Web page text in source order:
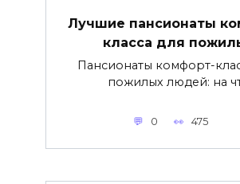
Лучшие пансионаты
класса для
Пансионаты комфорт-
пожилых людей: на
0 475